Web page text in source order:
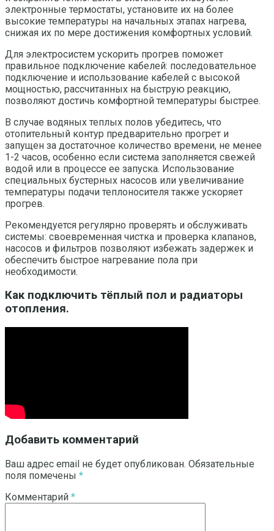
электронные термостаты, установите их на более
высокие температуры на начальных этапах нагрева,
снижая их по мере достижения комфортных условий.
Для электросистем ускорить прогрев поможет
правильное подключение кабелей: последовательное
подключение и использование кабелей с высокой
мощностью, рассчитанных на быструю реакцию,
позволяют достичь комфортной температуры быстрее.
В случае водяных теплых полов убедитесь, что
отопительный контур предварительно прогрет и
запущен за достаточное количество времени, не менее
1-2 часов, особенно если система заполняется свежей
водой или в процессе ее запуска. Использование
специальных бустерных насосов или увеличивание
температуры подачи теплоносителя также ускоряет
прогрев.
Рекомендуется регулярно проверять и обслуживать
системы: своевременная чистка и проверка клапанов,
насосов и фильтров позволяют избежать задержек и
обеспечить быстрое нагревание пола при
необходимости.
Как подключить тёплый пол и радиаторы
отопления.
Добавить комментарий
Ваш адрес email не будет опубликован. Обязательные
поля помечены *
Комментарий *